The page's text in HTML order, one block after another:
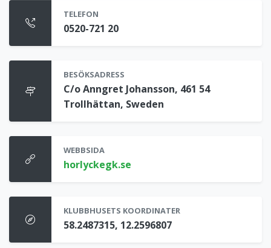
TELEFON
0520-721 20
BESÖKSADRESS
C/o Anngret Johansson, 461 54
Trollhättan, Sweden
WEBBSIDA
horlyckegk.se
KLUBBHUSETS KOORDINATER
58.2487315, 12.2596807